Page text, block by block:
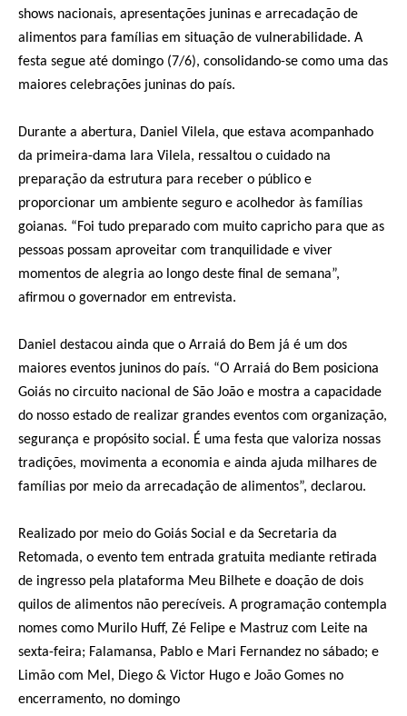
shows nacionais, apresentações juninas e arrecadação de
alimentos para famílias em situação de vulnerabilidade. A
festa segue até domingo (7/6), consolidando-se como uma das
maiores celebrações juninas do país.
Durante a abertura, Daniel Vilela, que estava acompanhado
da primeira-dama Iara Vilela, ressaltou o cuidado na
preparação da estrutura para receber o público e
proporcionar um ambiente seguro e acolhedor às famílias
goianas. “Foi tudo preparado com muito capricho para que as
pessoas possam aproveitar com tranquilidade e viver
momentos de alegria ao longo deste final de semana”,
afirmou o governador em entrevista.
Daniel destacou ainda que o Arraiá do Bem já é um dos
maiores eventos juninos do país. “O Arraiá do Bem posiciona
Goiás no circuito nacional de São João e mostra a capacidade
do nosso estado de realizar grandes eventos com organização,
segurança e propósito social. É uma festa que valoriza nossas
tradições, movimenta a economia e ainda ajuda milhares de
famílias por meio da arrecadação de alimentos”, declarou.
Realizado por meio do Goiás Social e da Secretaria da
Retomada, o evento tem entrada gratuita mediante retirada
de ingresso pela plataforma Meu Bilhete e doação de dois
quilos de alimentos não perecíveis. A programação contempla
nomes como Murilo Huff, Zé Felipe e Mastruz com Leite na
sexta-feira; Falamansa, Pablo e Mari Fernandez no sábado; e
Limão com Mel, Diego & Victor Hugo e João Gomes no
encerramento, no domingo